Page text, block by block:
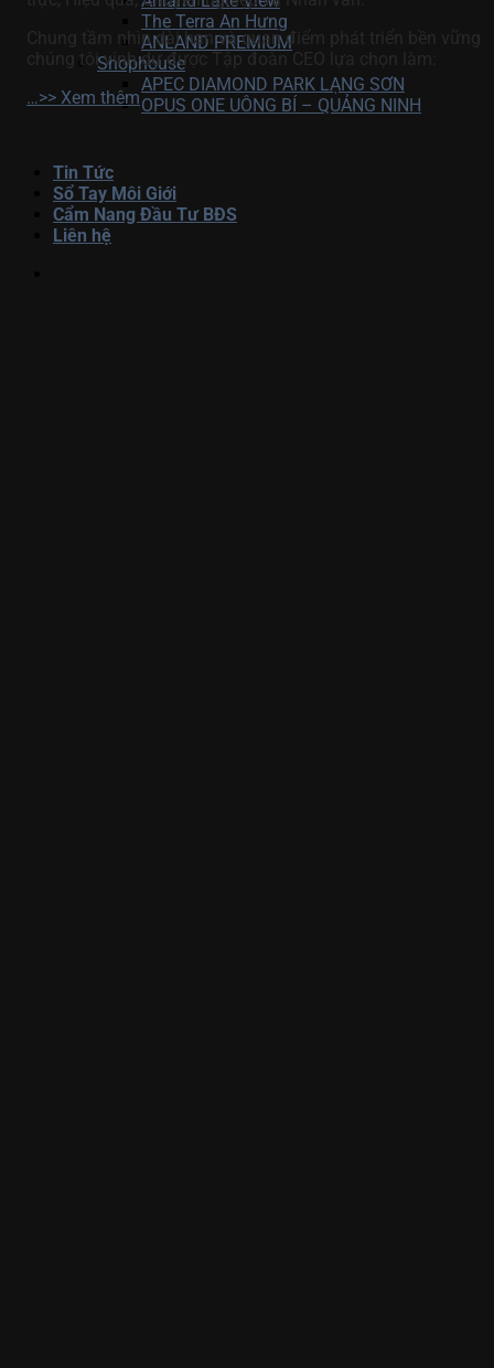
The Terra An Hưng
ANLAND PREMIUM
Shophouse
APEC DIAMOND PARK LẠNG SƠN
OPUS ONE UÔNG BÍ – QUẢNG NINH
Tin Tức
Sổ Tay Môi Giới
Cẩm Nang Đầu Tư BĐS
Liên hệ
Chung tầm nhìn dài hạn và quan điểm phát triển bền vững
chúng tôi vinh dự được Tập đoàn CEO lựa chọn làm:
…>> Xem thêm